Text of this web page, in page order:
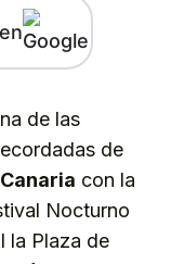
de las
de
con la
Nocturno
la Plaza de